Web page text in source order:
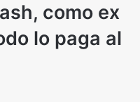
como ex
lo paga al